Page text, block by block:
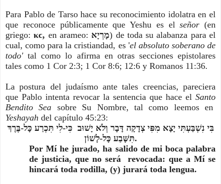
Para Pablo de Tarso hace su reconocimiento idolatra en el
que reconoce públicamente que Yeshu es elseñor (en
griego:κϲ, en arameo: מָרְיָא) de toda su alabanza para el
cual, como para la cristiandad, es 'el absoluto soberano de
todo' tal como lo afirma en otras secciones epistolares
tales como 1 Cor 2:3; 1 Cor 8:6; 12:6 y Romanos 11:36.
La postura del judaísmo ante tales creencias, pareciera
que Pablo intenta revocar la sentencia que hace el Santo
Bendito Sea sobre Su Nombre, tal como leemos en
Yeshayah del capítulo 45:23:
בִּי נִשְׁבַּעְתִּי יָצָא מִפִּי צְדָקָה דָּבָר וְלֹא יָשׁוּב כִּי-לִי תִּכְרַע כָּל-בֶּרֶךְ
תִּשָּׁבַע כָּל-לָשׁוֹן.
Por Mí he jurado, ha salido de mi boca palabra
de justicia, que no será revocada: que a Mí se
hincará toda rodilla, (y) jurará toda lengua.